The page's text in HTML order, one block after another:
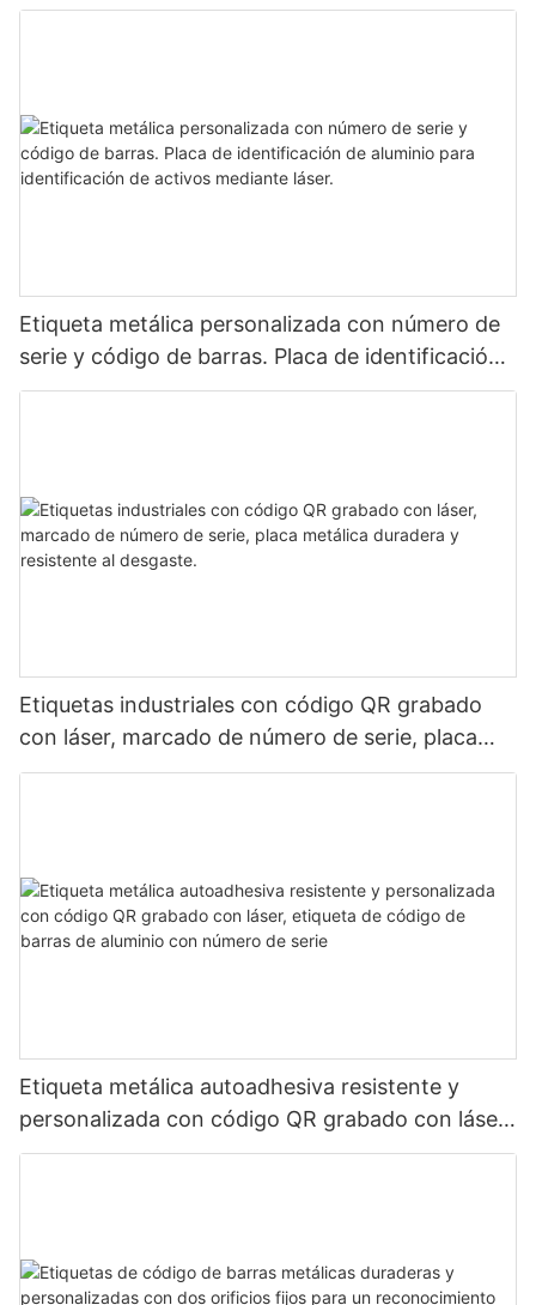
Etiqueta metálica personalizada con número de
serie y código de barras. Placa de identificación
de aluminio para identificación de activos
Etiquetas industriales con código QR grabado
con láser, marcado de número de serie, placa
metálica duradera y resistente al desgaste.
Etiqueta metálica autoadhesiva resistente y
personalizada con código QR grabado con láser,
etiqueta de código de barras de aluminio con